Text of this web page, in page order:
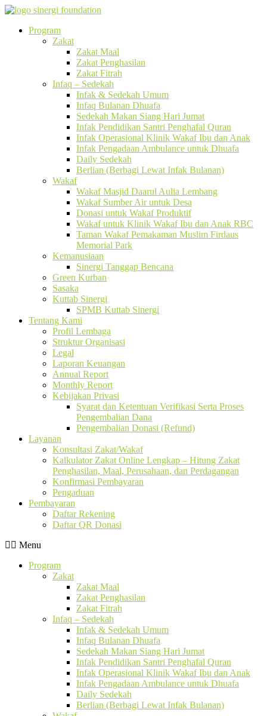
Program
Zakat
Zakat Maal
Zakat Penghasilan
Zakat Fitrah
Infaq – Sedekah
Infak & Sedekah Umum
Infaq Bulanan Dhuafa
Sedekah Makan Siang Hari Jumat
Infak Pendidikan Santri Penghafal Quran
Infak Operasional Klinik Wakaf Ibu dan Anak
Infak Pengadaan Ambulance untuk Dhuafa
Daily Sedekah
Berlian (Berbagi Lewat Infak Bulanan)
Wakaf
Wakaf Masjid Daarul Aulia Lembang
Wakaf Sumber Air untuk Desa
Donasi untuk Wakaf Produktif
Wakaf untuk Klinik Wakaf Ibu dan Anak RBC
Taman Wakaf Pemakaman Muslim Firdaus
Memorial Park
Kemanusiaan
Sinergi Tanggap Bencana
Green Kurban
Sasaka
Kuttab Sinergi
SPMB Kuttab Sinergi
Tentang Kami
Profil Lembaga
Struktur Organisasi
Legal
Laporan Keuangan
Annual Report
Monthly Report
Kebijakan Privasi
Syarat dan Ketentuan Verifikasi Serta Proses
Pengembalian Dana
Pengembalian Donasi (Refund)
Layanan
Konsultasi Zakat/Wakaf
Kalkulator Zakat Online Lengkap – Hitung Zakat
Penghasilan, Maal, Perusahaan, dan Perdagangan
Konfirmasi Pembayaran
Pengaduan
Pembayaran
Daftar Rekening
Daftar QR Donasi
Menu
Program
Zakat
Zakat Maal
Zakat Penghasilan
Zakat Fitrah
Infaq – Sedekah
Infak & Sedekah Umum
Infaq Bulanan Dhuafa
Sedekah Makan Siang Hari Jumat
Infak Pendidikan Santri Penghafal Quran
Infak Operasional Klinik Wakaf Ibu dan Anak
Infak Pengadaan Ambulance untuk Dhuafa
Daily Sedekah
Berlian (Berbagi Lewat Infak Bulanan)